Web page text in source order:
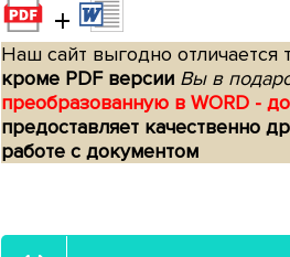
+
Наш сайт выгодно отличается
кроме PDF версии Вы в
преобразованную в WORD -
предоставляет качественно
работе с документом